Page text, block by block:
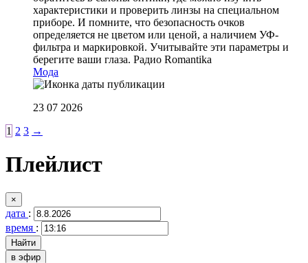
характеристики и проверить линзы на специальном
приборе. И помните, что безопасность очков
определяется не цветом или ценой, а наличием УФ-
фильтра и маркировкой. Учитывайте эти параметры и
берегите ваши глаза. Радио Romantika
Мода
23 07 2026
1 2 3 →
Плейлист
×
дата :
время :
в эфир